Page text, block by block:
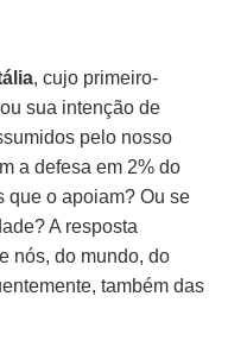
, cujo primeiro-
sua intenção de
pelo nosso
a defesa em 2% do
que o apoiam? Ou se
A resposta
nós, do mundo, do
também das